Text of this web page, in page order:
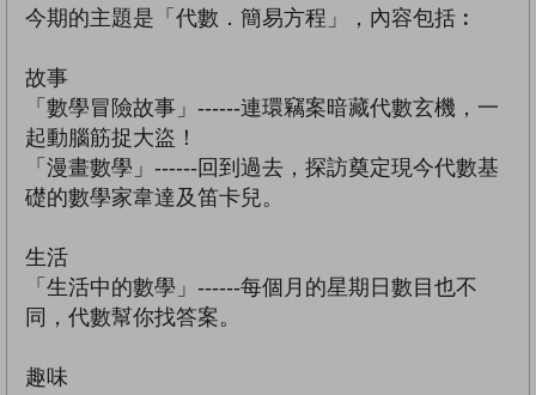
今期的主題是「代數．簡易方程」，內容包括︰
故事
「數學冒險故事」------連環竊案暗藏代數玄機，一
起動腦筋捉大盜！
「漫畫數學」------回到過去，探訪奠定現今代數基
礎的數學家韋達及笛卡兒。
生活
「生活中的數學」------每個月的星期日數目也不
同，代數幫你找答案。
趣味